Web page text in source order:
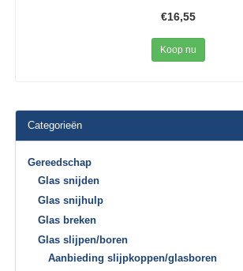
€16,55
Koop nu
Categorieën
Gereedschap
Glas snijden
Glas snijhulp
Glas breken
Glas slijpen/boren
Aanbieding slijpkoppen/glasboren